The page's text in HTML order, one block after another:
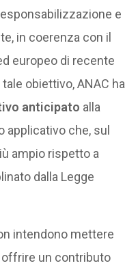
e
in coerenza con il
europeo di recente
obiettivo, ANAC ha
anticipato alla
applicativo che, sul
ampio rispetto a
dalla Legge
intendono mettere
offrire un contributo